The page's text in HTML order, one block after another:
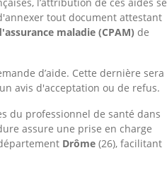
l’attribution de ces aides se
tout document attestant
maladie (CPAM) de
d’aide. Cette dernière sera
avis d'acceptation ou de refus.
du professionnel de santé dans
assure une prise en charge
Drôme (26), facilitant